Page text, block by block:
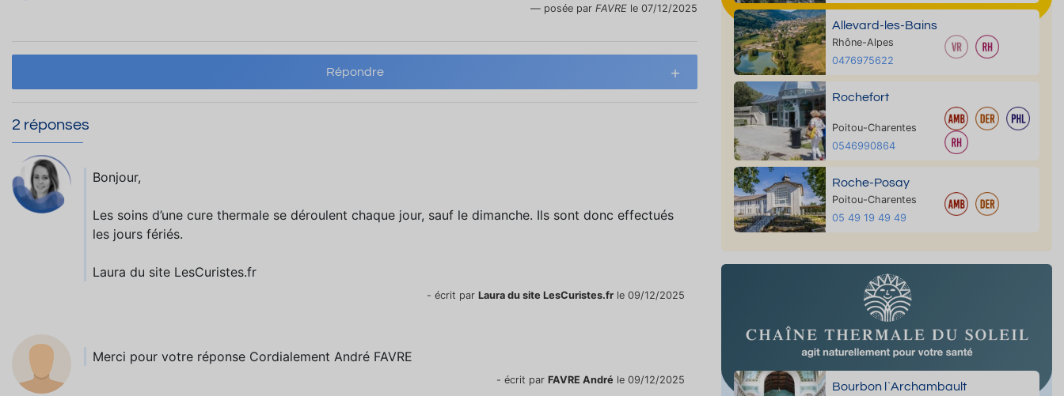
posée par FAVRE le 07/12/2025
Répondre
2 réponses
Bonjour,
Les soins d’une cure thermale se déroulent chaque jour, sauf le dimanche. Ils sont donc effectués
les jours fériés.
Laura du site LesCuristes.fr
- écrit par Laura du site LesCuristes.frle 09/12/2025
Merci pour votre réponse Cordialement André FAVRE
- écrit par FAVRE André le 09/12/2025
Allevard-les-Bains
Rhône-Alpes
0476975622
Rochefort
Poitou-Charentes
0546990864
Roche-Posay
Poitou-Charentes
05 49 19 49 49
Bourbon l`Archambault